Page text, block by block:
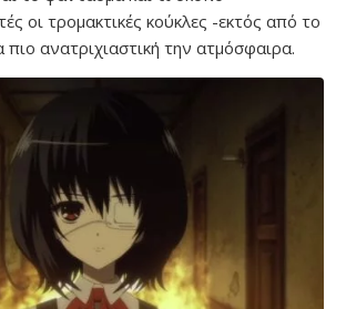
οι τρομακτικές κούκλες -εκτός από το
ανατριχιαστική την ατμόσφαιρα.